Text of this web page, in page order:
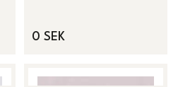
0 SEK